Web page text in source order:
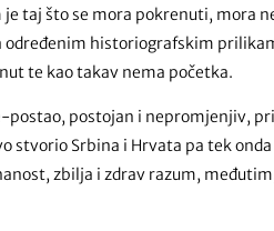
taj što se mora pokrenuti, mora
historiografskim
te kao takav nema početka.
postojan i nepromjenjiv,
stvorio Srbina i Hrvata pa tek
zbilja i zdrav razum,